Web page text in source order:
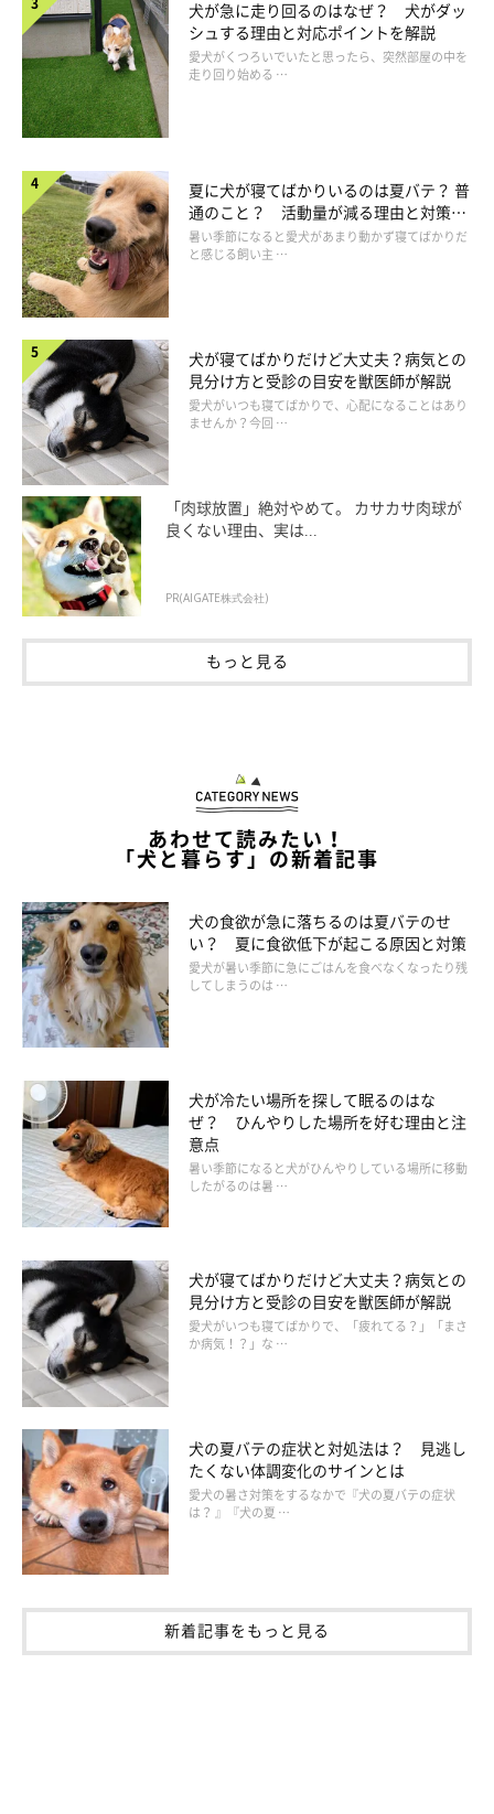
「電池切れ」！ かわいい犬たちの寝落ち姿
ここからは「いぬのきもちアプリ」で投稿された、犬たちのかわ
いい寝落ち姿の写真をご紹介します！
レトリーバーのテオくん。たくさん遊んでくたびれたのかな？
ぐっすり眠っているようですね。
ぬいぐるみを枕に寝落ち
いぬのきもち投稿写真ギャラリー
んです。ぬいぐるみと遊んでいる途中で寝落ちしたのかな？ か
犬が急に走り回るのはなぜ？ 犬がダッ
シュする理由と対応ポイントを解説
愛犬がくつろいでいたと思ったら、突然部屋の中を
走り回り始める …
夏に犬が寝てばかりいるのは夏バテ？ 普
通のこと？ 活動量が減る理由と対策と
は
暑い季節になると愛犬があまり動かず寝てばかりだ
と感じる飼い主 …
犬が寝てばかりだけど大丈夫？病気との
見分け方と受診の目安を獣医師が解説
愛犬がいつも寝てばかりで、心配になることはあり
ませんか？今回 …
「肉球放置」絶対やめて。 カサカサ肉球が
良くない理由、実は...
PR(AIGATE株式会社)
もっと見る
あわせて読みたい！
「犬と暮らす」の新着記事
犬の食欲が急に落ちるのは夏バテのせ
い？ 夏に食欲低下が起こる原因と対策
愛犬が暑い季節に急にごはんを食べなくなったり残
してしまうのは …
犬が冷たい場所を探して眠るのはな
ぜ？ ひんやりした場所を好む理由と注
意点
暑い季節になると犬がひんやりしている場所に移動
したがるのは暑 …
犬が寝てばかりだけど大丈夫？病気との
見分け方と受診の目安を獣医師が解説
愛犬がいつも寝てばかりで、「疲れてる？」「まさ
か病気！？」な …
犬の夏バテの症状と対処法は？ 見逃し
たくない体調変化のサインとは
愛犬の暑さ対策をするなかで『犬の夏バテの症状
は？ 』『犬の夏 …
新着記事をもっと見る